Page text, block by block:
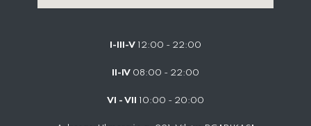
I-III-V 12:00 - 22:00
II-IV 08:00 - 22:00
VI - VII 10:00 - 20:00